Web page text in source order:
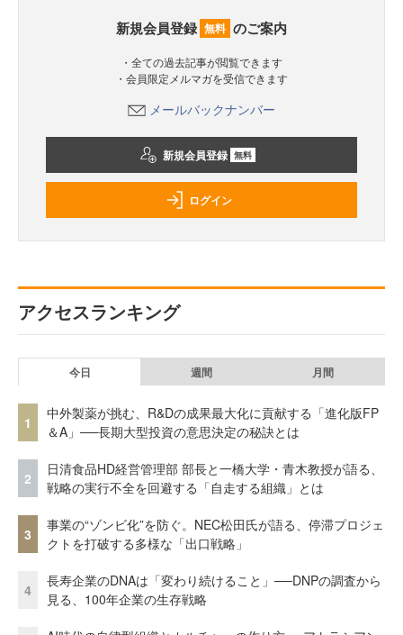
新規会員登録 無料 のご案内
・全ての過去記事が閲覧できます
・会員限定メルマガを受信できます
メールバックナンバー
新規会員登録 無料
ログイン
アクセスランキング
今日 週間 月間
1
中外製薬が挑む、R&Dの成果最大化に貢献する「進化版FP
＆A」──長期大型投資の意思決定の秘訣とは
2
日清食品HD経営管理部 部長と一橋大学・青木教授が語る、
戦略の実行不全を回避する「自走する組織」とは
3
事業の“ゾンビ化”を防ぐ。NEC松田氏が語る、停滞プロジェ
クトを打破する多様な「出口戦略」
4
長寿企業のDNAは「変わり続けること」──DNPの調査から
見る、100年企業の生存戦略